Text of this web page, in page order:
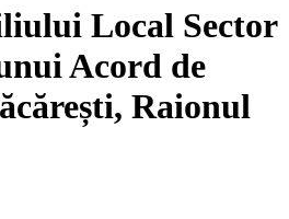
Local Sector
Acord de
Raionul